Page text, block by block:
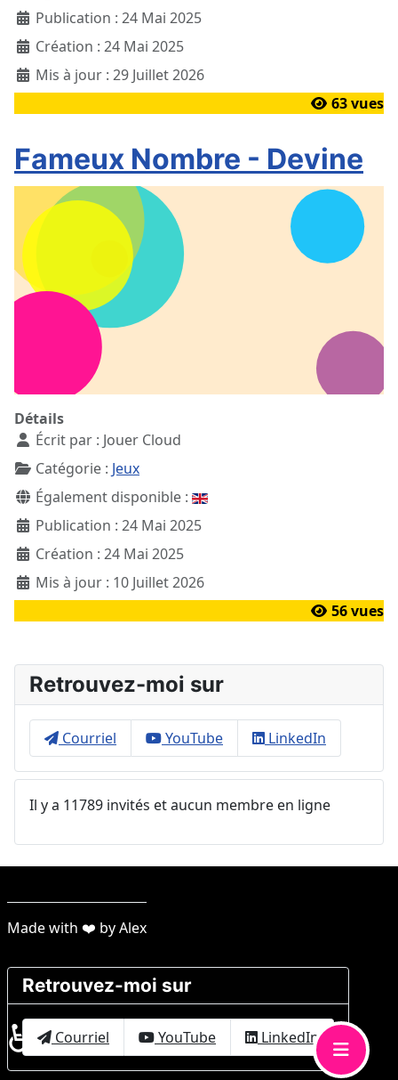
Publication : 24 Mai 2025
Création : 24 Mai 2025
Mis à jour : 29 Juillet 2026
63 vues
Fameux Nombre - Devine
Détails
Écrit par : Jouer Cloud
Catégorie : Jeux
Également disponible :
Publication : 24 Mai 2025
Création : 24 Mai 2025
Mis à jour : 10 Juillet 2026
56 vues
Retrouvez-moi sur
Courriel YouTube LinkedIn
Il y a 11789 invités et aucun membre en ligne
Made with ❤️ by Alex
Retrouvez-moi sur
Courriel YouTube LinkedIn